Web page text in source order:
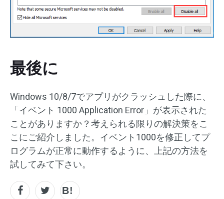
最後に
Windows 10/8/7でアプリがクラッシュした際に、
「イベント 1000 Application Error」が表示された
ことがありますか？考えられる限りの解決策をこ
こにご紹介しました。イベント1000を修正してプ
ログラムが正常に動作するように、上記の方法を
試してみて下さい。